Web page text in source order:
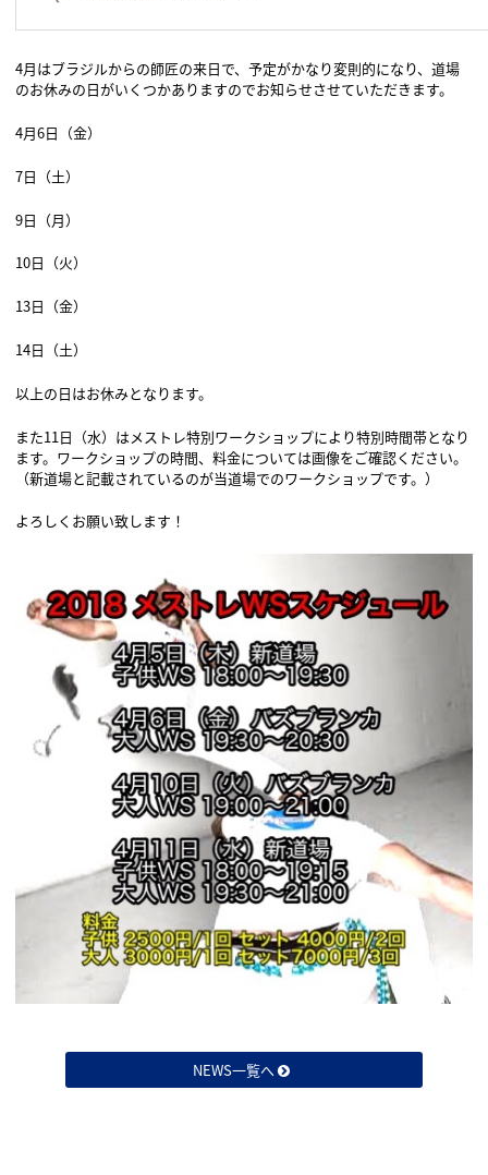
4月はブラジルからの師匠の来日で、予定がかなり変則的になり、道場
のお休みの日がいくつかありますのでお知らせさせていただきます。
4月6日（金）
7日（土）
9日（月）
10日（火）
13日（金）
14日（土）
以上の日はお休みとなります。
また11日（水）はメストレ特別ワークショップにより特別時間帯となり
ます。ワークショップの時間、料金については画像をご確認ください。
（新道場と記載されているのが当道場でのワークショップです。）
よろしくお願い致します！
NEWS一覧へ